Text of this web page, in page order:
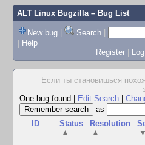
ALT Linux Bugzilla– Bug List
New bug | Search |
| Help
Register |
Если ты становишься
One bug found
Edit Search
as
ID
Status
▲
Resolution
▲
▼